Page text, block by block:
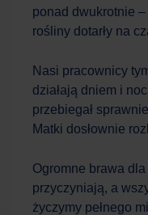
ponad dwukrotnie
rośliny dotarły na
Nasi pracownicy
działają dniem i
przebiegał
Matki dosłownie
Ogromne brawa
przyczyniają, a
życzymy pełnego